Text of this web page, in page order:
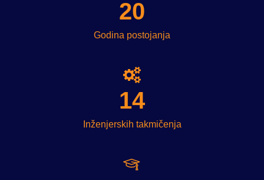
20
Godina postojanja
14
Inženjerskih takmičenja